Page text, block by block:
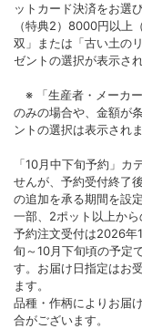
ットカード決済をお選
（特典2）8000円以上
双」または「古い土の
ゼントの選択が表示さ
※ 「生産者・メーカ
のみの場合や、金額が
ントの選択は表示されま
「10月中下旬予約」カ
せんが、予約受付終了
の追加を承る期間を設
一部、2ポット以上から
予約注文受付は2026年
旬～10月下旬頃の予定
す。お届け日指定はお
ます。
品種・作柄によりお届
合がございます。